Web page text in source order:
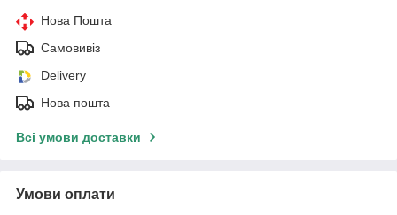
Нова Пошта
Самовивіз
Delivery
Нова пошта
Всі умови доставки
Умови оплати